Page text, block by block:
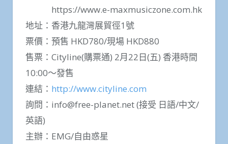
https://www.e-maxmusiczone.com.hk
地址：香港九龍灣展貿徑1號
票價：預售 HKD780/現場 HKD880
售票：Cityline(購票通) 2月22日(五) 香港時間
10:00〜發售
連結： http://www.cityline.com
詢問： info@free-planet.net(接受 日語/中文/
英語)
主辦：EMG/自由惑星